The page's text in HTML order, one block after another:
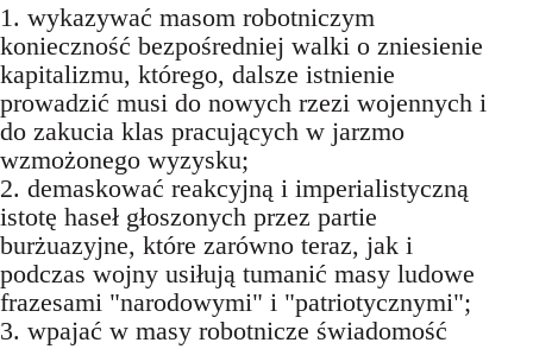
1. wykazywać masom robotniczym
konieczność bezpośredniej walki o zniesienie
kapitalizmu, którego, dalsze istnienie
prowadzić musi do nowych rzezi wojennych i
do zakucia klas pracujących w jarzmo
wzmożonego wyzysku;
2. demaskować reakcyjną i imperialistyczną
istotę haseł głoszonych przez partie
burżuazyjne, które zarówno teraz, jak i
podczas wojny usiłują tumanić masy ludowe
frazesami "narodowymi" i "patriotycznymi";
3. wpajać w masy robotnicze świadomość